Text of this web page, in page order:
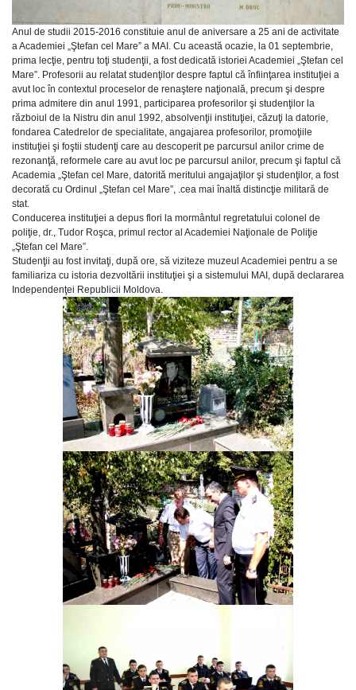
Anul de studii 2015-2016 constituie anul de aniversare a 25 ani de activitate
a Academiei „Ştefan cel Mare” a MAI. Cu această ocazie, la 01 septembrie,
prima lecţie, pentru toţi studenţii, a fost dedicată istoriei Academiei „Ştefan cel
Mare”. Profesorii au relatat studenţilor despre faptul că înfiinţarea instituţiei a
avut loc în contextul proceselor de renaştere naţională, precum şi despre
prima admitere din anul 1991, participarea profesorilor şi studenţilor la
războiul de la Nistru din anul 1992, absolvenţii instituţiei, căzuţi la datorie,
fondarea Catedrelor de specialitate, angajarea profesorilor, promoţiile
instituţiei şi foştii studenţi care au descoperit pe parcursul anilor crime de
rezonanţă, reformele care au avut loc pe parcursul anilor, precum şi faptul că
Academia „Ştefan cel Mare, datorită meritului angajaţilor şi studenţilor, a fost
decorată cu Ordinul „Ştefan cel Mare”, .cea mai înaltă distincţie militară de
stat.
Conducerea instituţiei a depus flori la mormântul regretatului colonel de
poliţie, dr., Tudor Roşca, primul rector al Academiei Naţionale de Poliţie
„Ştefan cel Mare”.
Studenţii au fost invitaţi, după ore, să viziteze muzeul Academiei pentru a se
familiariza cu istoria dezvoltării instituţiei şi a sistemului MAI, după declararea
Independenţei Republicii Moldova.